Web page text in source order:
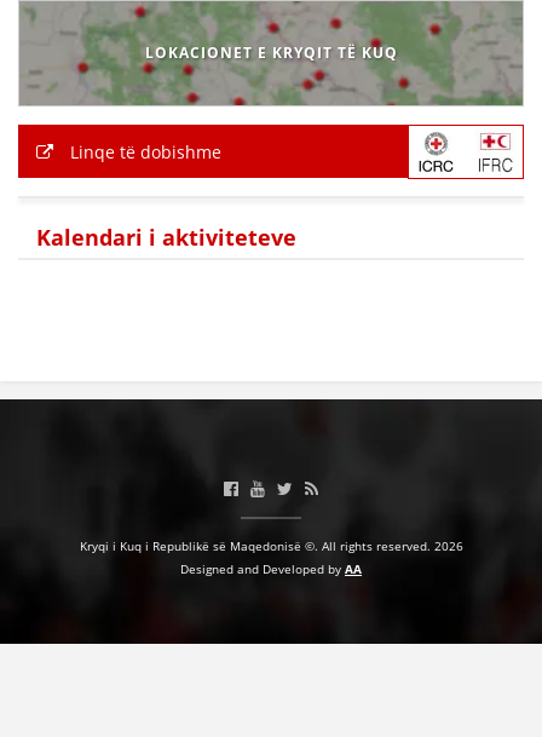
LOKACIONET E KRYQIT TË KUQ
Linqe të dobishme
Kalendari i aktiviteteve
Kryqi i Kuq i Republikë së Maqedonisë ©. All rights reserved. 2026
Designed and Developed by AA